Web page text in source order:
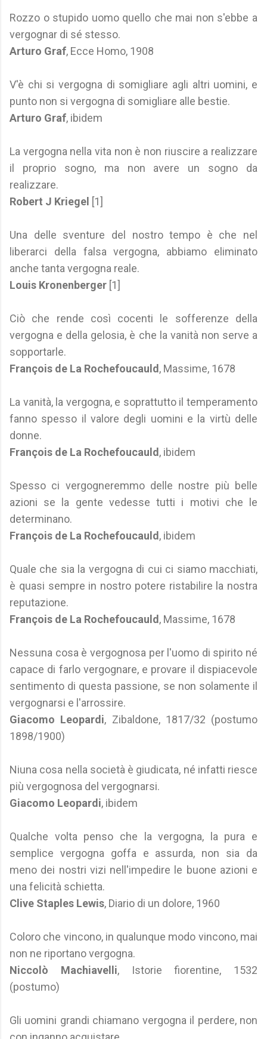
Rozzo o stupido uomo quello che mai non s'ebbe a
vergognar di sé stesso.
Arturo Graf, Ecce Homo, 1908
V'è chi si vergogna di somigliare agli altri uomini, e
punto non si vergogna di somigliare alle bestie.
Arturo Graf, ibidem
La vergogna nella vita non è non riuscire a realizzare
il proprio sogno, ma non avere un sogno da
realizzare.
Robert J Kriegel [1]
Una delle sventure del nostro tempo è che nel
liberarci della falsa vergogna, abbiamo eliminato
anche tanta vergogna reale.
Louis Kronenberger [1]
Ciò che rende così cocenti le sofferenze della
vergogna e della gelosia, è che la vanità non serve a
sopportarle.
François de La Rochefoucauld , Massime, 1678
La vanità, la vergogna, e soprattutto il temperamento
fanno spesso il valore degli uomini e la virtù delle
donne.
François de La Rochefoucauld , ibidem
Spesso ci vergogneremmo delle nostre più belle
azioni se la gente vedesse tutti i motivi che le
determinano.
François de La Rochefoucauld , ibidem
Quale che sia la vergogna di cui ci siamo macchiati,
è quasi sempre in nostro potere ristabilire la nostra
reputazione.
François de La Rochefoucauld , Massime, 1678
Nessuna cosa è vergognosa per l'uomo di spirito né
capace di farlo vergognare, e provare il dispiacevole
sentimento di questa passione, se non solamente il
vergognarsi e l'arrossire.
Giacomo Leopardi, Zibaldone, 1817/32 (postumo
1898/1900)
Niuna cosa nella società è giudicata, né infatti riesce
più vergognosa del vergognarsi.
Giacomo Leopardi, ibidem
Qualche volta penso che la vergogna, la pura e
semplice vergogna goffa e assurda, non sia da
meno dei nostri vizi nell'impedire le buone azioni e
una felicità schietta.
Clive Staples Lewis, Diario di un dolore, 1960
Coloro che vincono, in qualunque modo vincono, mai
non ne riportano vergogna.
Niccolò Machiavelli, Istorie fiorentine, 1532
(postumo)
Gli uomini grandi chiamano vergogna il perdere, non